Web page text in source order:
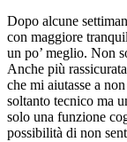
Dopo alcune
con maggiore
un po’ meglio. Non
Anche più
che mi aiutasse a
soltanto tecnico ma
solo una funzione
possibilità di non